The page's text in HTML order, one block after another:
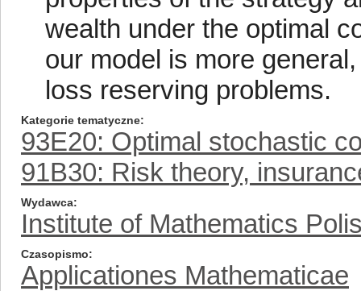
wealth under the optimal
our model is more
loss reserving problems.
Kategorie tematyczne
93E20: Optimal stochastic
91B30: Risk theory,
Wydawca
Institute of Mathematics
Czasopismo
Applicationes Mathematicae